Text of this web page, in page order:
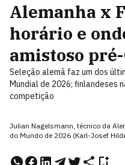
Alemanha x
horário e
amistoso
Seleção alemã faz um dos
Mundial de 2026; finlandeses
competição
Julian Nagelsmann, técnico da
do Mundo de 2026 (Karl-Josef